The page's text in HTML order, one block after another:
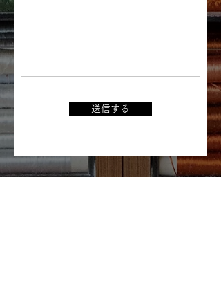
送信する